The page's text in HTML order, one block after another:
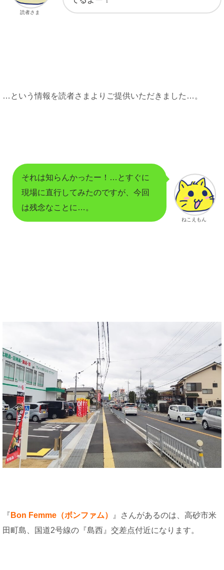
読者さま
…という情報を読者さまよりご提供いただきました…。
それは知らんかったー！…とすぐに
現場に直行してみたのですが、今回
は残念なことに…。
ねこえもん
『 Bon Femme（ボンファム）
』さんがあるのは、高砂市米
田町島、国道2号線の『島西』交差点付近になります。